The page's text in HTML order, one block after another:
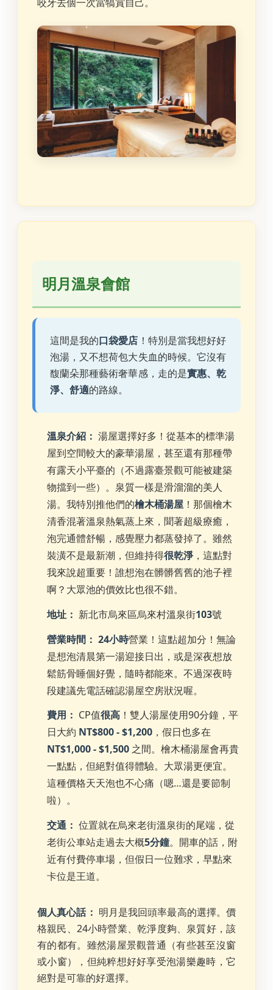
明月溫泉會館
這間是我的口袋愛店 ！特別是當我想好好
泡湯，又不想荷包大失血的時候。它沒有
馥蘭朵那種藝術奢華感，走的是實惠、乾
淨、舒適的路線。
溫泉介紹： 湯屋選擇好多！從基本的標準湯
屋到空間較大的豪華湯屋，甚至還有那種帶
有露天小平臺的（不過露臺景觀可能被建築
物擋到一些）。泉質一樣是滑溜溜的美人
湯。我特別推他們的檜木桶湯屋 ！那個檜木
清香混著溫泉熱氣蒸上來，聞著超級療癒，
泡完通體舒暢，感覺壓力都蒸發掉了。雖然
裝潢不是最新潮，但維持得很乾淨，這點對
我來說超重要！誰想泡在髒髒舊舊的池子裡
啊？大眾池的價效比也很不錯。
地址： 新北市烏來區烏來村溫泉街103號
營業時間： 24小時營業！這點超加分！無論
是想泡清晨第一湯迎接日出，或是深夜想放
鬆筋骨睡個好覺，隨時都能來。不過深夜時
段建議先電話確認湯屋空房狀況喔。
費用： CP值很高 ！雙人湯屋使用90分鐘，平
日大約 NT$800 - $1,200 ，假日也多在
NT$1,000 - $1,500 之間。檜木桶湯屋會再貴
一點點，但絕對值得體驗。大眾湯更便宜。
這種價格天天泡也不心痛（嗯…還是要節制
啦）。
交通： 位置就在烏來老街溫泉街的尾端，從
老街公車站走過去大概5分鐘。開車的話，附
近有付費停車場，但假日一位難求，早點來
卡位是王道。
個人真心話： 明月是我回頭率最高的選擇。價
格親民、24小時營業、乾淨度夠、泉質好，該
有的都有。雖然湯屋景觀普通（有些甚至沒窗
或小窗），但純粹想好好享受泡湯樂趣時，它
絕對是可靠的好選擇。